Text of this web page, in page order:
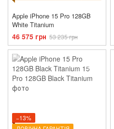
Apple iPhone 15 Pro 128GB
White Titanium
46 575 грн 53 235 грн
−13%